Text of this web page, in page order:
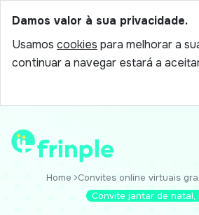
Damos valor à sua privacidade.
Usamos cookies para melhorar a
continuar a navegar estará a
Home Convites online virtuais
Convite jantar de natal,